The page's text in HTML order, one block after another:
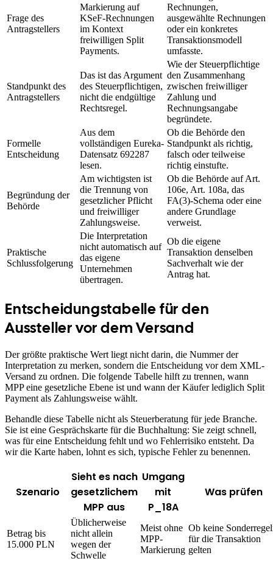
Frage des
Antragstellers
Markierung auf
KSeF-Rechnungen
im Kontext
freiwilligen Split
Payments.
Rechnungen,
ausgewählte Rechnungen
oder ein konkretes
Transaktionsmodell
umfasste.
Standpunkt des
Antragstellers
Das ist das Argument
des Steuerpflichtigen,
nicht die endgültige
Rechtsregel.
Wie der Steuerpflichtige
den Zusammenhang
zwischen freiwilliger
Zahlung und
Rechnungsangabe
begründete.
Formelle
Entscheidung
Aus dem
vollständigen Eureka-
Datensatz 692287
lesen.
Ob die Behörde den
Standpunkt als richtig,
falsch oder teilweise
richtig einstufte.
Begründung der
Behörde
Am wichtigsten ist
die Trennung von
gesetzlicher Pflicht
und freiwilliger
Zahlungsweise.
Ob die Behörde auf Art.
106e, Art. 108a, das
FA(3)-Schema oder eine
andere Grundlage
verweist.
Praktische
Schlussfolgerung
Die Interpretation
nicht automatisch auf
das eigene
Unternehmen
übertragen.
Ob die eigene
Transaktion denselben
Sachverhalt wie der
Antrag hat.
Entscheidungstabelle für den
Aussteller vor dem Versand
Der größte praktische Wert liegt nicht darin, die Nummer der
Interpretation zu merken, sondern die Entscheidung vor dem XML-
Versand zu ordnen. Die folgende Tabelle hilft zu trennen, wann
MPP eine gesetzliche Ebene ist und wann der Käufer lediglich Split
Payment als Zahlungsweise wählt.
Behandle diese Tabelle nicht als Steuerberatung für jede Branche.
Sie ist eine Gesprächskarte für die Buchhaltung: Sie zeigt schnell,
was für eine Entscheidung fehlt und wo Fehlerrisiko entsteht. Da
wir die Karte haben, lohnt es sich, typische Fehler zu benennen.
Szenario
Sieht es nach
gesetzlichem
MPP aus
Umgang
mit
P_18A
Was prüfen
Betrag bis
15.000 PLN
Üblicherweise
nicht allein
wegen der
Schwelle
Meist ohne
MPP-
Markierung
Ob keine
für die Transaktion
gelten